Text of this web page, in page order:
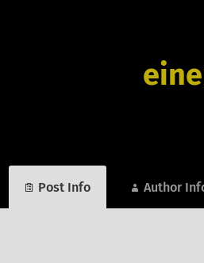
Post Info Author